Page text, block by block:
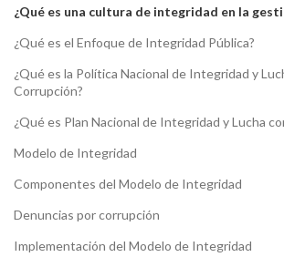
¿Qué es una cultura de integridad en la
¿Qué es el Enfoque de Integridad Pública?
¿Qué es la Política Nacional de Integridad y
Corrupción?
¿Qué es Plan Nacional de Integridad y Lucha
Modelo de Integridad
Componentes del Modelo de Integridad
Denuncias por corrupción
Implementación del Modelo de Integridad